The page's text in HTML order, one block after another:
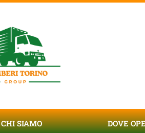
CHI SIAMO DOVE